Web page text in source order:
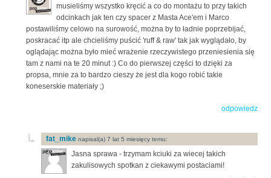
musieliśmy wszystko kręcić a co do montażu to przy takich
odcinkach jak ten czy spacer z Masta Ace'em i Marco
postawiliśmy celowo na surowość, można by to ładnie poprzebijać,
poskracać itp ale chcieliśmy puścić 'ruff & raw' tak jak wyglądało, by
oglądając można było mieć wrażenie rzeczywistego przeniesienia się
tam z nami na te 20 minut :) Co do pierwszej części to dzięki za
propsa, mnie za to bardzo cieszy że jest dla kogo robić takie
koneserskie materiały ;)
odpowiedz
fat_mike napisal(a) 7 lat 5 miesięcy temu:
Jasna sprawa - trzymam kciuki za wiecej takich
zakulisowych spotkan z ciekawymi postaciami!